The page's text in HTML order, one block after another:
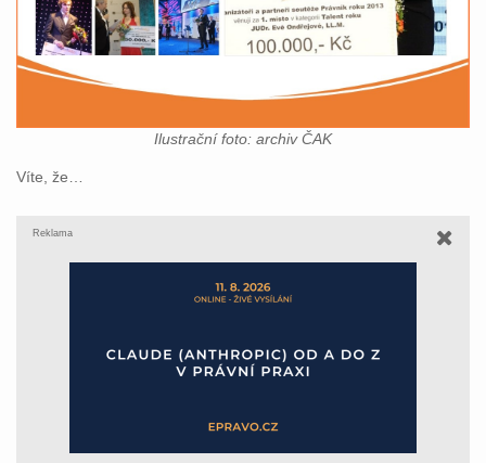
Ilustrační foto: archiv ČAK
Víte, že…
Reklama